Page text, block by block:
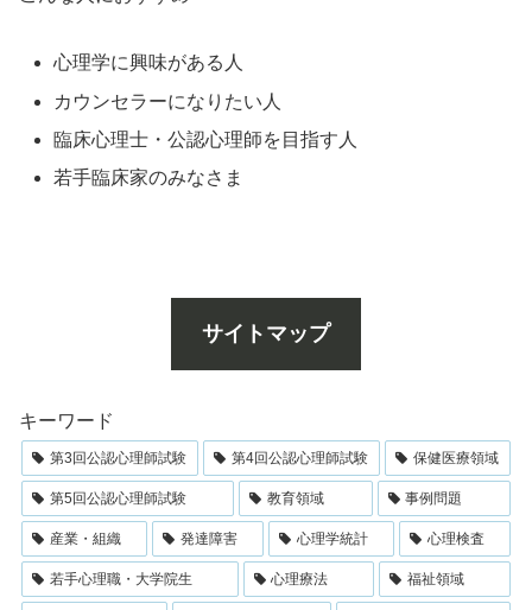
心理学に興味がある人
カウンセラーになりたい人
臨床心理士・公認心理師を目指す人
若手臨床家のみなさま
サイトマップ
キーワード
第3回公認心理師試験 第4回公認心理師試験 保健医療領域
第5回公認心理師試験 教育領域 事例問題
産業・組織 発達障害 心理学統計 心理検査
若手心理職・大学院生 心理療法 福祉領域